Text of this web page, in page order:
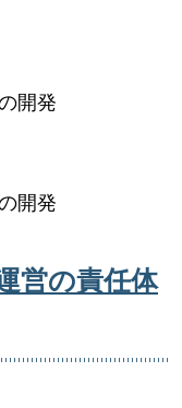
開発
開発
営の責任体